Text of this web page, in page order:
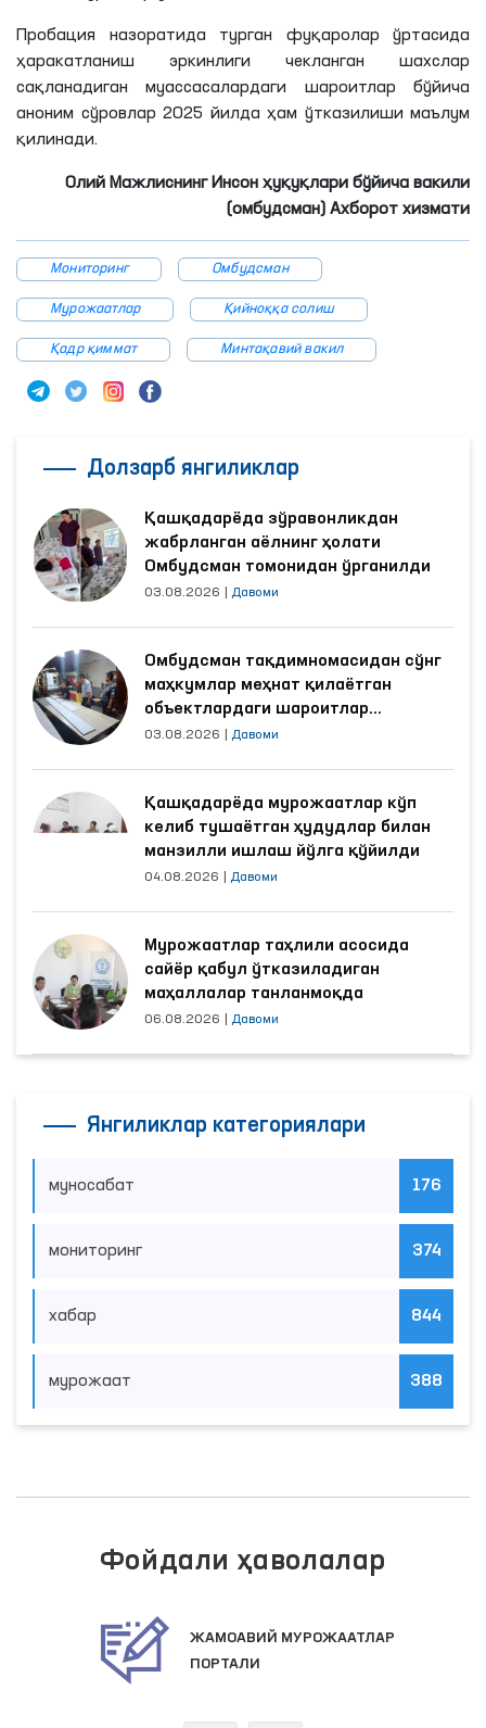
Пробация назоратида турган фуқаролар ўртасида
ҳаракатланиш эркинлиги чекланган шахслар
сақланадиган муассасалардаги шaроитлар бўйича
аноним сўровлар 2025 йилда ҳам ўтказилиши маълум
қилинади.
Олий Мажлиснинг Инсон ҳуқуқлари бўйича вакили
(омбудсман) Ахборот хизмати
Мониторинг Омбудсман
Мурожаатлар Қийноққа солиш
Қадр қиммат Минтақавий вакил
Долзарб янгиликлар
Қашқадарёда зўравонликдан
жабрланган аёлнинг ҳолати
Омбудсман томонидан ўрганилди
03.08.2026 Давоми
Омбудсман тақдимномасидан сўнг
маҳкумлар меҳнат қилаётган
объектлардаги шароитлар
яхшиланди
03.08.2026 Давоми
Қашқадарёда мурожаатлар кўп
келиб тушаётган ҳудудлар билан
манзилли ишлаш йўлга қўйилди
04.08.2026 Давоми
Мурожаатлар таҳлили асосида
сайёр қабул ўтказиладиган
маҳаллалар танланмоқда
06.08.2026 Давоми
Янгиликлар категориялари
муносабат 176
мониторинг 374
хабар 844
мурожаат 388
Фойдали ҳаволалар
ЖАМОАВИЙ МУРОЖААТЛАР
ПОРТАЛИ